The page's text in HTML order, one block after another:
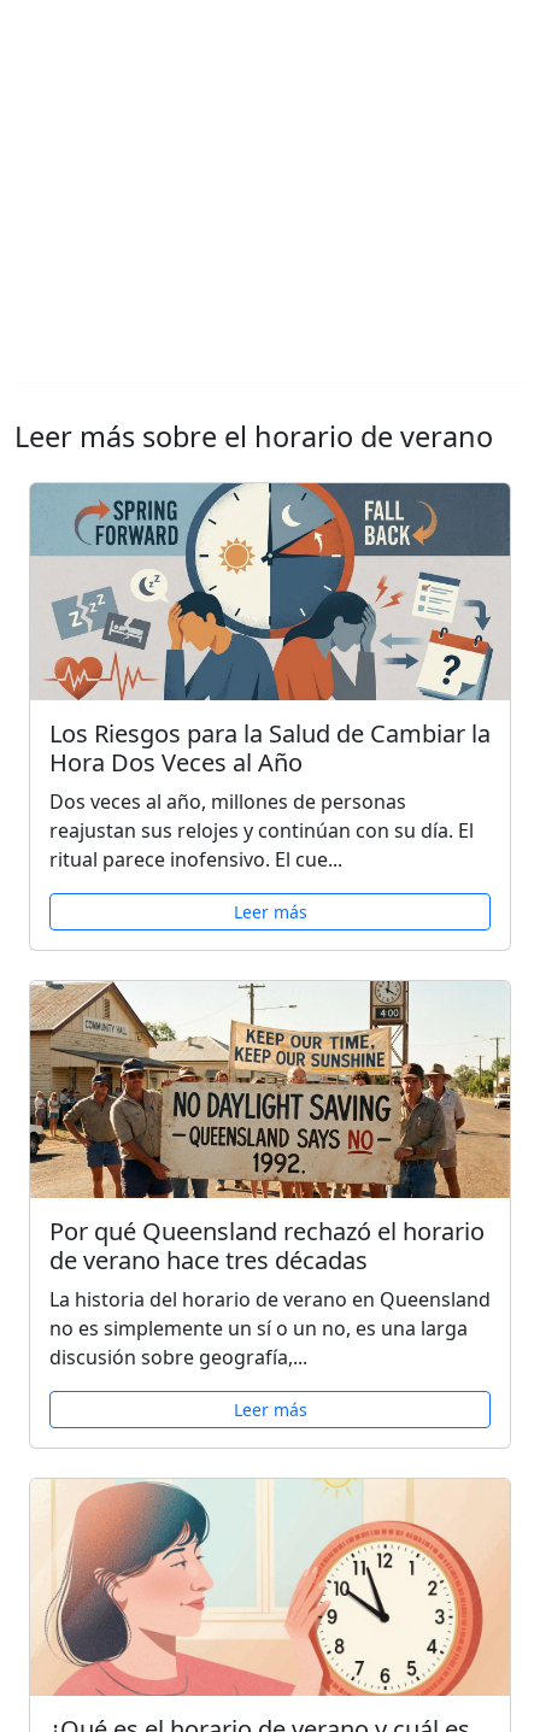
Leer más sobre el horario de verano
Los Riesgos para la Salud de Cambiar la
Hora Dos Veces al Año
Dos veces al año, millones de personas
reajustan sus relojes y continúan con su día. El
ritual parece inofensivo. El cue...
Leer más
Por qué Queensland rechazó el horario
de verano hace tres décadas
La historia del horario de verano en Queensland
no es simplemente un sí o un no, es una larga
discusión sobre geografía,...
Leer más